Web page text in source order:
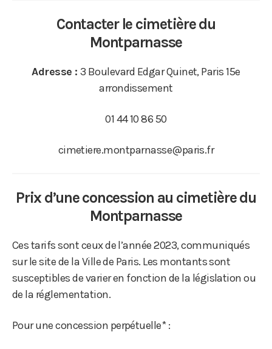
Contacter le cimetière du
Montparnasse
Adresse :3 Boulevard Edgar Quinet, Paris 15e
arrondissement
01 44 10 86 50
cimetiere.montparnasse@paris.fr
Prix d’une concession au cimetièredu
Montparnasse
Ces tarifs sont ceux de l’année 2023, communiqués
sur le site de la Ville de Paris. Les montants sont
susceptibles de varier en fonction de la législation ou
de la réglementation.
Pour une concession perpétuelle* :